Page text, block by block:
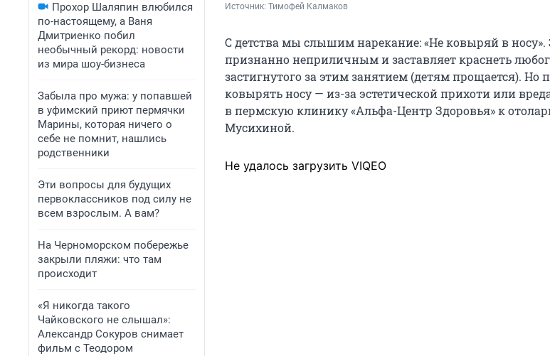
Прохор Шаляпин влюбился
по-настоящему, а Ваня
Дмитриенко побил
необычный рекорд: новости
из мира шоу-бизнеса
Забыла про мужа: у попавшей
в уфимский приют пермячки
Марины, которая ничего о
себе не помнит, нашлись
родственники
Эти вопросы для будущих
первоклассников под силу не
всем взрослым. А вам?
На Черноморском побережье
закрыли пляжи: что там
происходит
«Я никогда такого
Чайковского не слышал»:
Александр Сокуров снимает
фильм с Теодором
Источник: Тимофей Калмаков
С детства мы слышим нарекание: «Не ковыряй в носу».
признанно неприличным и заставляет краснеть
застигнутого за этим занятием (детям прощается). Но
ковырять носу — из-за эстетической прихоти или
в пермскую клинику «Альфа-Центр Здоровья» к
Мусихиной.
Не удалось загрузить VIQEO